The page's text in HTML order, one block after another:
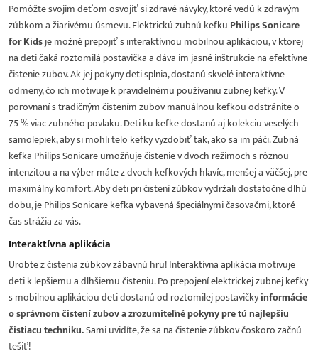
Pomôžte svojim deťom osvojiť si zdravé návyky, ktoré vedú k zdravým
zúbkom a žiarivému úsmevu. Elektrickú zubnú kefku Philips Sonicare
for Kidsje možné prepojiť s interaktívnou mobilnou aplikáciou, v ktorej
na deti čaká roztomilá postavička a dáva im jasné inštrukcie na efektívne
čistenie zubov. Ak jej pokyny deti splnia, dostanú skvelé interaktívne
odmeny, čo ich motivuje k pravidelnému používaniu zubnej kefky. V
porovnaní s tradičným čistením zubov manuálnou kefkou odstránite o
75 % viac zubného povlaku. Deti ku kefke dostanú aj kolekciu veselých
samolepiek, aby si mohli telo kefky vyzdobiť tak, ako sa im páči. Zubná
kefka Philips Sonicare umožňuje čistenie v dvoch režimoch s rôznou
intenzitou a na výber máte z dvoch kefkových hlavíc, menšej a väčšej, pre
maximálny komfort. Aby deti pri čistení zúbkov vydržali dostatočne dlhú
dobu, je Philips Sonicare kefka vybavená špeciálnymi časovačmi, ktoré
čas strážia za vás.
Interaktívna aplikácia
Urobte z čistenia zúbkov zábavnú hru! Interaktívna aplikácia motivuje
deti k lepšiemu a dlhšiemu čisteniu. Po prepojení elektrickej zubnej kefky
s mobilnou aplikáciou deti dostanú od roztomilej postavičkyinformácie
o správnom čistení zubov a zrozumiteľné pokyny pre tú najlepšiu
čistiacu techniku.Sami uvidíte, že sa na čistenie zúbkov čoskoro začnú
tešiť!